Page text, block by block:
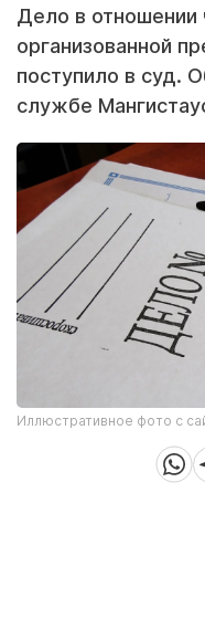
Дело в отношении
организованной
поступило в суд.
службе
Иллюстративное фото с